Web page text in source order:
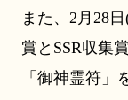
また、2月28
賞とSSR収集
「御神霊符」